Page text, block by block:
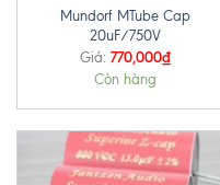
Mundorf MTube Cap
20uF/750V
Giá: 770,000₫
Còn hàng